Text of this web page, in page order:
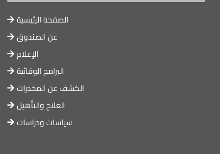
الصفحة الرئيسية
عن الصندوق
الإعلام
البرامج الوقائية
الكشف عن المخدرات
العلاج والتأهيل
سياسات ودراسات